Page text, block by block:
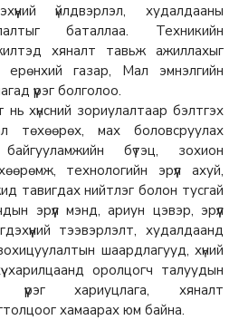
үйлдвэрлэл, худалдааны
баталлаа. Техникийн
хяналт тавьж ажиллахыг
ерөнхий газар, Мал эмнэлгийн
үүрэг болголоо.
хүнсний зориулалтаар бэлтгэх
төхөөрөх, мах боловсруулах
бүтэц, зохион
технологийн эрүүл ахуй,
тавигдах нийтлэг болон тусгай
эрүүл мэнд, ариун цэвэр, эрүүл
тээвэрлэлт, худалдаанд
шаардлагууд, хүний
харилцаанд оролцогч талуудын
үүрэг хариуцлага, хяналт
хамаарах юм байна.